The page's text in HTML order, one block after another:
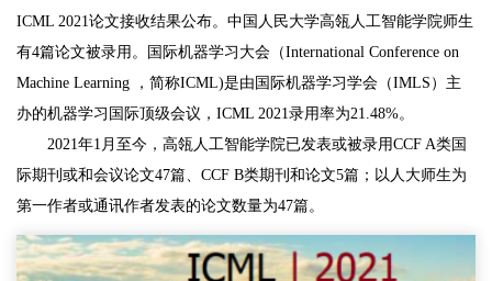
ICML 2021论文接收结果公布。中国人民大学高瓴人工智能学院师生
有4篇论文被录用。国际机器学习大会（International Conference on
Machine Learning ，简称ICML)是由国际机器学习学会（IMLS）主
办的机器学习国际顶级会议，ICML 2021录用率为21.48%。
2021年1月至今，高瓴人工智能学院已发表或被录用CCF A类国
际期刊或和会议论文47篇、CCF B类期刊和论文5篇；以人大师生为
第一作者或通讯作者发表的论文数量为47篇。